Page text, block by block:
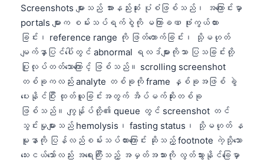
Screenshots များသည် အားနည်းဆုံး ပုံစံဖြစ်သည်၊ အကြောင်းမှာ
portals များက စမ်းသပ်ရက်စွဲကို မကြာခဏ ဖုံးကွယ်ထား
ခြင်း၊ reference range ကို ဖြတ်တောက်ခြင်း၊ သို့မဟုတ်
မျက်နှာပြင်ပေါ်တွင် abnormal ရလဒ်များကိုသာ ပြသခြင်းတို့
ပြုလုပ်တတ်သောကြောင့် ဖြစ်သည်။ scrolling screenshot
တစ်ခုကလည်း analyte တစ်ခုကို frame နှစ်ခုအဖြစ် ခွဲ
ပေးနိုင်ပြီး ထုတ်ယူခြင်းအတွက် အိပ်မက်ဆိုးတစ်ခု
ဖြစ်သည်။ ကျွန်ုပ်တို့၏ queue တွင် screenshot တင်
သွင်းမှုများသည် hemolysis၊ fasting status၊ သို့မဟုတ် န
မူနာကို ပြန်လည်စမ်းသပ်ထားကြောင်း ဆိုသည့် footnote ကဲ့သို့သော
သေးငယ်သော်လည်း အရေးကြီးသည့် အမှတ်အသားကို လွတ်သွားနိုင်ခြေမှာ
मराठी
తెలుగు
தமிழ்
ગુજરાતી
ಕನ್ನಡ
മലയാളം
Bahasa Melayu